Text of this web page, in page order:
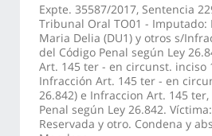
Expte. 35587/2017, Sentencia
Tribunal Oral TO01 - Imputado:
Maria Delia (DU1) y otros s/
del Código Penal según Ley
Art. 145 ter - en circunst. inciso
Infracción Art. 145 ter - en
26.842) e Infraccion Art. 145
Penal según Ley 26.842.
Reservada y otro. Condena y